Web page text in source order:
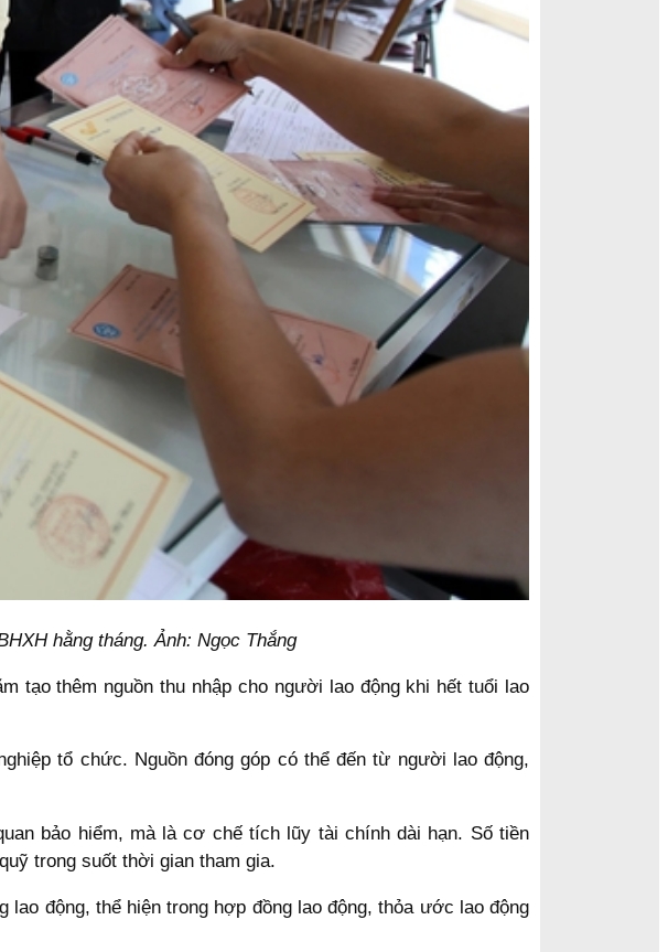
hằng tháng. Ảnh: Ngọc Thắng
tạo thêm nguồn thu nhập cho người lao động khi hết tuổi lao
tổ chức. Nguồn đóng góp có thể đến từ người lao động,
bảo hiểm, mà là cơ chế tích lũy tài chính dài hạn. Số tiền
trong suốt thời gian tham gia.
động, thể hiện trong hợp đồng lao động, thỏa ước lao động